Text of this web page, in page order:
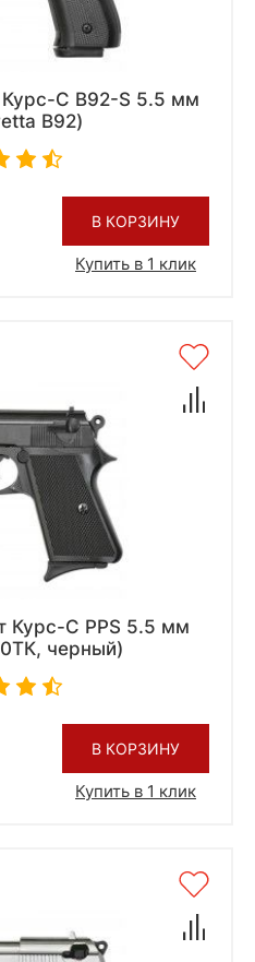
Курс-С B92-S 5.5 мм
B92)
В КОРЗИНУ
Купить в 1 клик
Курс-С PPS 5.5 мм
черный)
В КОРЗИНУ
Купить в 1 клик